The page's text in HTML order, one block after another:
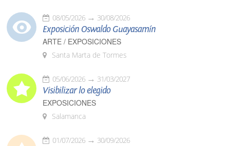
08/05/2026 30/08/2026
Exposición Oswaldo Guayasamín
ARTE / EXPOSICIONES
Santa Marta de Tormes
05/06/2026 31/03/2027
Visibilizar lo elegido
EXPOSICIONES
Salamanca
01/07/2026 30/09/2026